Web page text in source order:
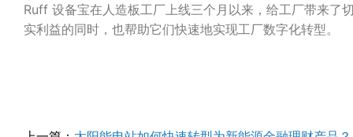
Ruff 设备宝在人造板工厂上线三个月以来，给工厂带来了
实利益的同时，也帮助它们快速地实现工厂数字化转型。